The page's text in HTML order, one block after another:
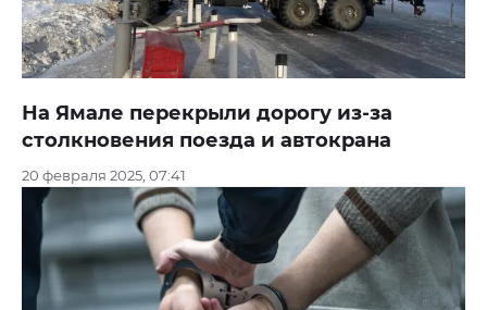
На Ямале перекрыли дорогу из-за
столкновения поезда и автокрана
20 февраля 2025, 07:41